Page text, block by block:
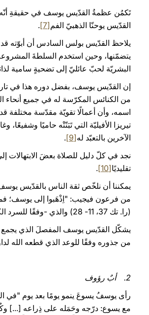
تَكمُن عظمةُ القدّيس يوسف في حقيقةِ أنّه
القدّيس يوحنّا الذهبيّ الفم[7]
.
يلاحظ القدّيس بولس السادس أن أبوّته
يتضمّنها، وحين استخدم السلطةَ
البشريّة لحبّ عائليّ إلى تضحيةٍ سامية
إن القدّيس يوسف، بفضل دوره هذا في
من الكنائس المكرّسة له في جميع أنحاء
اسمه، وأن أعمالًا تقويّة مقدّسة
تيريزا الأفيليّة التي تَبَنّتْه حاميًا
الآخرين بالتعبّد له[9]
.
نجد في كلّ دليل للصلاة بعضَ
تقليديًا[10]
.
يمكننا أن نلخّص ثقة الناس بالقدّيس
(را. تك 37، 11- 28) والذي -وفقًا للسرد الكتابي- أصبح فيما بعد نائبًا لملك مصر (را. تك 41، 41- 44).
من جذوره وفقًا للوعد الذي قطعه الله لداود على لسان النبيّ ناثان
2. أبٌ رؤوف